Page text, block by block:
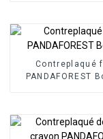
Contreplaqué
PANDAFOREST